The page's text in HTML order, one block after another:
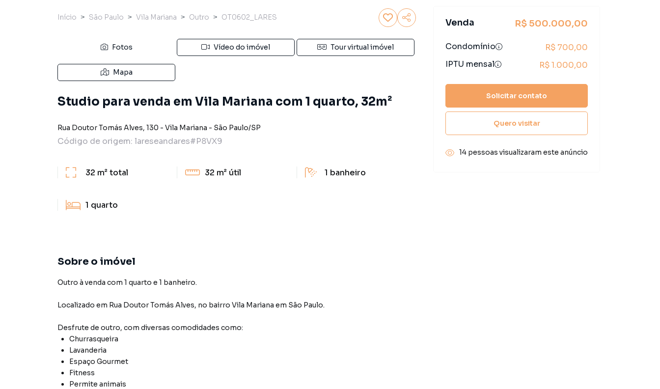
Início São Paulo Vila Mariana Outro OT0602_LARES
Fotos Vídeo do imóvel Tour virtual imóvel
Mapa
Studio para venda em Vila Mariana com 1 quarto, 32m²
Rua Doutor Tomás Alves, 130 - Vila Mariana - São Paulo/SP
Código de origem: lareseandares#P8VX9
32 m²total 32 m² útil 1 banheiro
1 quarto
Sobre o imóvel
Outro à venda com 1 quarto e 1 banheiro.
Localizado em Rua Doutor Tomás Alves, no bairro Vila Mariana em São Paulo.
Desfrute de outro, com diversas comodidades como:
Churrasqueira
Lavanderia
Espaço Gourmet
Fitness
Permite animais
Venda R$ 500.000,00
Condomínio
R$ 700,00
IPTU mensal
R$ 1.000,00
Solicitar contato
Quero visitar
14 pessoas visualizaram este anúncio